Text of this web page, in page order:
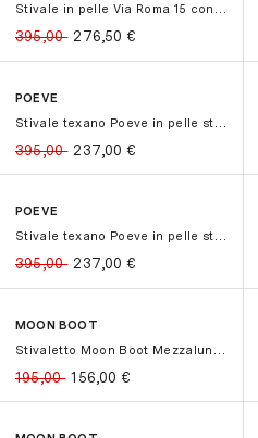
Stivale in pelle Via Roma 15 con ze...
395,00 276,50€
-40%
-40%
POEVE
395,00 237,00€
-40%
-40%
POEVE
Stivale texano Poeve in pelle stamp...
395,00 237,00€
-20%
-20%
MOON BOOT
195,00 156,00€